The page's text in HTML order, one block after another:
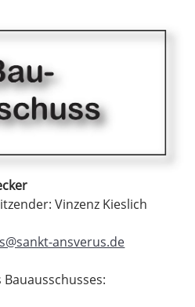
Vinzenz Kieslich
ansverus.de